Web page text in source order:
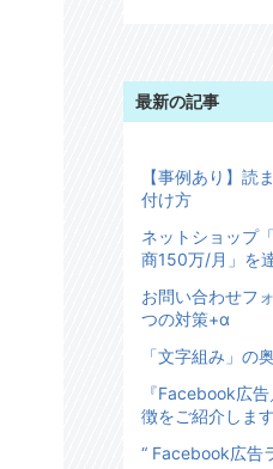
最新の記事
【事例あり】読
付け方
ネットショップ
商150万/月」を
お問い合わせフ
つの対策+α
「文字組み」の
『Facebook広
徴をご紹介します
“ Facebook広告